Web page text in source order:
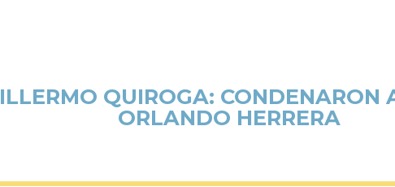
QUIROGA: CONDENARON
ORLANDO HERRERA